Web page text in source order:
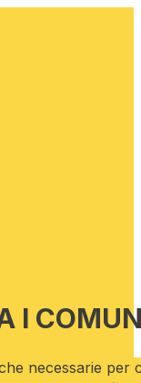
I
necessarie